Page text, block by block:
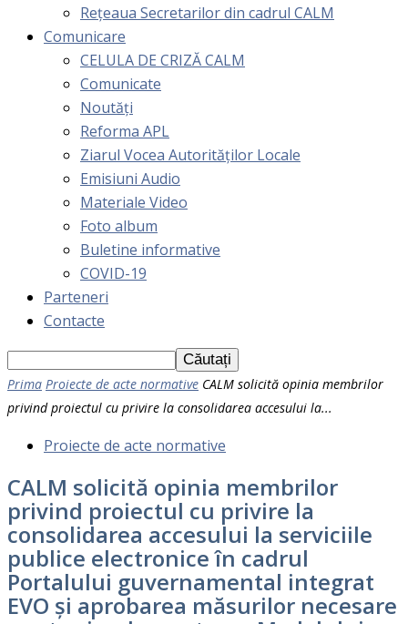
Rețeaua Secretarilor din cadrul CALM
Comunicare
CELULA DE CRIZĂ CALM
Comunicate
Noutăți
Reforma APL
Ziarul Vocea Autorităților Locale
Emisiuni Audio
Materiale Video
Foto album
Buletine informative
COVID-19
Parteneri
Contacte
Prima Proiecte de acte normative CALM solicită opinia membrilor
privind proiectul cu privire la consolidarea accesului la...
Proiecte de acte normative
CALM solicită opinia membrilor
privind proiectul cu privire la
consolidarea accesului la serviciile
publice electronice în cadrul
Portalului guvernamental integrat
EVO și aprobarea măsurilor necesare